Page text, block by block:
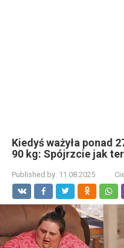
Kiedyś ważyła ponad
90 kg: Spójrzcie jak
Published by: 11.08.2025